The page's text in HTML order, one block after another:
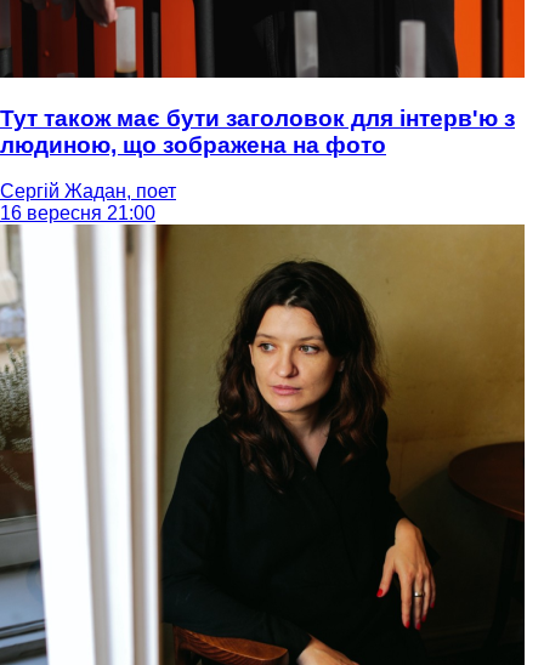
Тут також має бути заголовок для інтерв'ю з
людиною, що зображена на фото
Сергій Жадан, поет
16 вересня 21:00